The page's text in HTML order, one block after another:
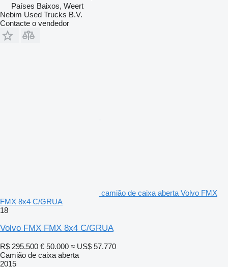
Países Baixos, Weert
Nebim Used Trucks B.V.
Contacte o vendedor
camião de caixa aberta Volvo FMX
FMX 8x4 C/GRUA
18
Volvo FMX FMX 8x4 C/GRUA
R$ 295.500 € 50.000 ≈ US$ 57.770
Camião de caixa aberta
2015